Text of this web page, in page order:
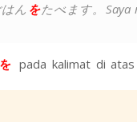
ん をたべます。 Saya
を pada kalimat di